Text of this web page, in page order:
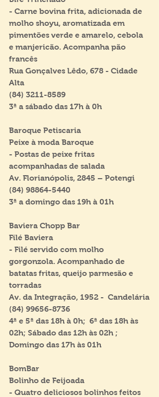
- Carne bovina frita, adicionada de
molho shoyu, aromatizada em
pimentões verde e amarelo, cebola
e manjericão. Acompanha pão
francês
Rua Gonçalves Lêdo, 678 - Cidade
Alta
(84) 3211-8589
3ª a sábado das 17h à 0h
Baroque Petiscaria
Peixe à moda Baroque
- Postas de peixe fritas
acompanhadas de salada
Av. Florianópolis, 2845 – Potengi
(84) 98864-5440
3ª a domingo das 19h à 01h
Baviera Chopp Bar
Filé Baviera
- Filé servido com molho
gorgonzola. Acompanhado de
batatas fritas, queijo parmesão e
torradas
Av. da Integração, 1952 -  Candelária
(84) 99656-8736
4ª e 5ª das 18h à 0h;  6ª das 18h às
02h; Sábado das 12h às 02h ;
Domingo das 17h às 01h
BomBar
Bolinho de Feijoada
- Quatro deliciosos bolinhos feitos